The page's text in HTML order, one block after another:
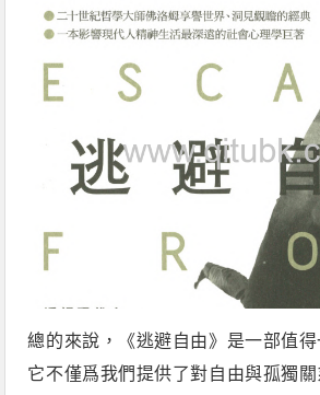
總的來說，《逃避自由》是一部值得
它不僅爲我們提供了對自由與孤獨